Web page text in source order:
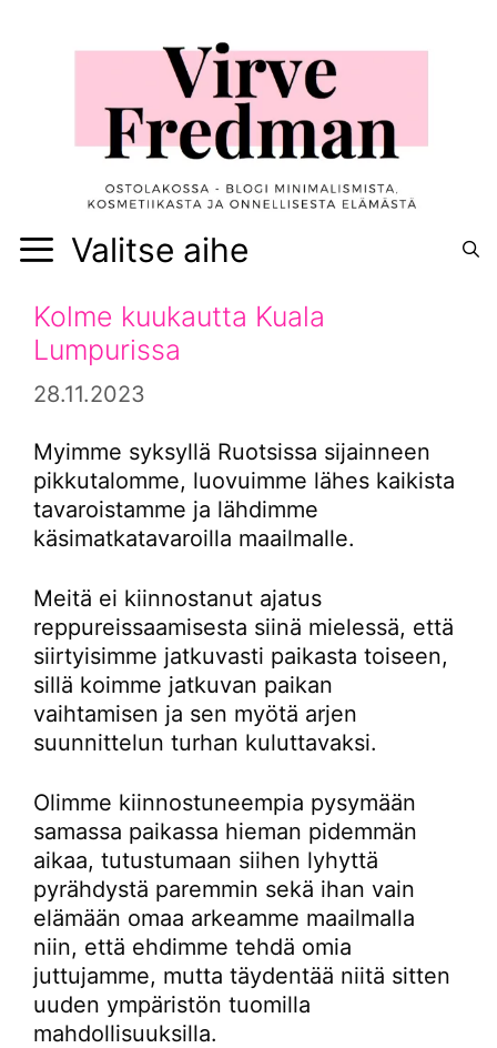
Valitse aihe
Kolme kuukautta Kuala
Lumpurissa
28.11.2023
Myimme syksyllä Ruotsissa sijainneen
pikkutalomme, luovuimme lähes kaikista
tavaroistamme ja lähdimme
käsimatkatavaroilla maailmalle.
Meitä ei kiinnostanut ajatus
reppureissaamisesta siinä mielessä, että
siirtyisimme jatkuvasti paikasta toiseen,
sillä koimme jatkuvan paikan
vaihtamisen ja sen myötä arjen
suunnittelun turhan kuluttavaksi.
Olimme kiinnostuneempia pysymään
samassa paikassa hieman pidemmän
aikaa, tutustumaan siihen lyhyttä
pyrähdystä paremmin sekä ihan vain
elämään omaa arkeamme maailmalla
niin, että ehdimme tehdä omia
juttujamme, mutta täydentää niitä sitten
uuden ympäristön tuomilla
mahdollisuuksilla.